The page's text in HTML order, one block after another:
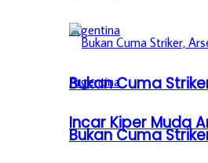
Bukan Cuma
Incar Kiper Muda
Bukan Cuma